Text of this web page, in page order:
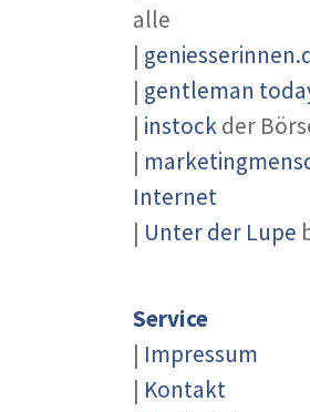
alle
|
| gentleman
| instockder
|
Internet
| Unter der Lupe
Service
| Impressum
| Kontakt